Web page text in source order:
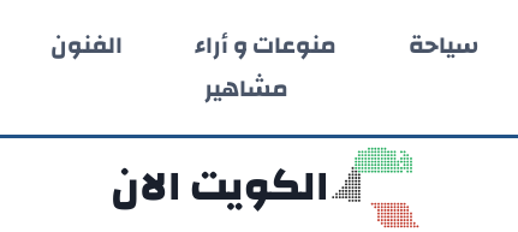
سياحة منوعات و أراء الفنون
مشاهير
الكويت الان